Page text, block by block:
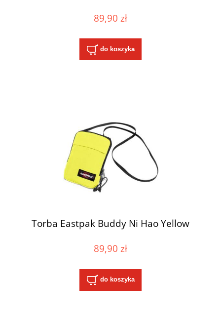
89,90 zł
do koszyka
Torba Eastpak Buddy Ni Hao Yellow
89,90 zł
do koszyka